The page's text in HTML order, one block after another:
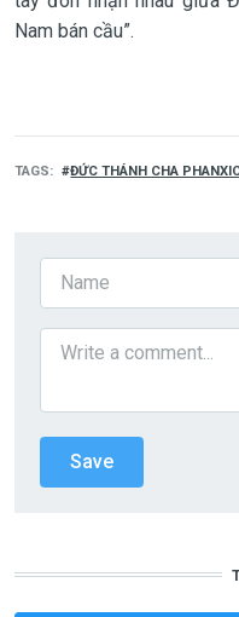
Nam bán cầu”.
TAGS ĐỨC THÁNH CHA